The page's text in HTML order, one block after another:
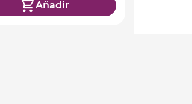
Añadir